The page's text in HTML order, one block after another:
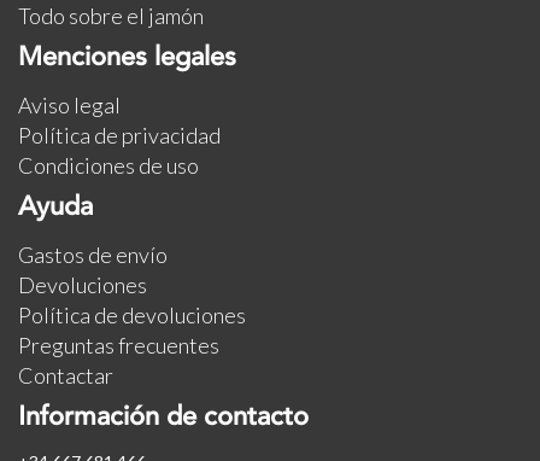
Todo sobre el jamón
Menciones legales
Aviso legal
Política de privacidad
Condiciones de uso
Ayuda
Gastos de envío
Devoluciones
Política de devoluciones
Preguntas frecuentes
Contactar
Información de contacto